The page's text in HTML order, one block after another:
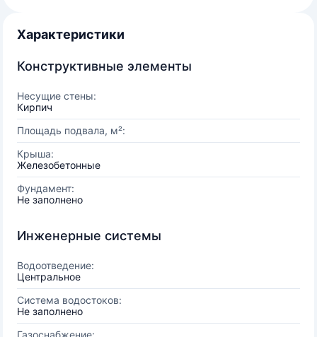
Характеристики
Конструктивные элементы
Несущие стены:
Кирпич
Площадь подвала, м²:
Крыша:
Железобетонные
Фундамент:
Не заполнено
Инженерные системы
Водоотведение:
Центральное
Система водостоков:
Не заполнено
Газоснабжение: